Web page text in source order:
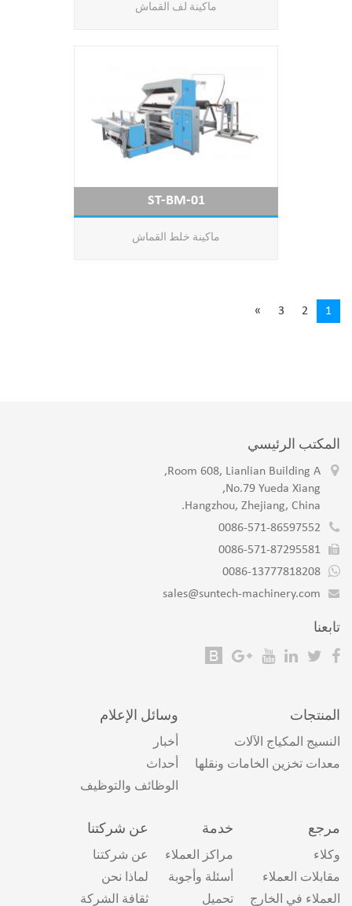
ماكينة لف القماش
ST-BM-01
ماكينة خلط القماش
1
2
3
»
المكتب الرئيسي
Room 608, Lianlian Building A,
No.79 Yueda Xiang,
Hangzhou, Zhejiang, China.
0086-571-86597552
0086-571-87295581
0086-13777818208
sales@suntech-machinery.com
تابعنا
المنتجات
النسيج المكياج الآلات
معدات تخزين الخامات ونقلها
وسائل الإعلام
أخبار
أحداث
الوظائف والتوظيف
مرجع
وكلاء
مقابلات العملاء
العملاء في الخارج
خدمة
مراكز العملاء
أسئلة وأجوبة
تحميل
عن شركتنا
عن شركتنا
لماذا نحن
ثقافة الشركة